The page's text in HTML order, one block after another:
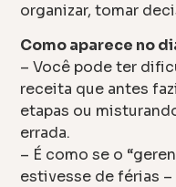
organizar, tomar
Como aparece no
– Você pode ter
receita que antes
etapas ou
errada.
– É como se o
estivesse de férias